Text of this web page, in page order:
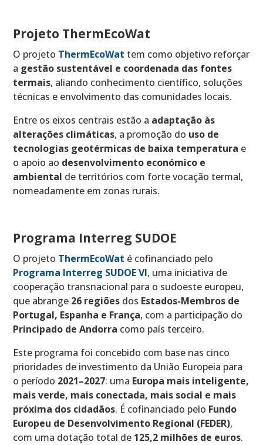
Projeto ThermEcoWat
O projeto ThermEcoWat tem como objetivo reforçar
a gestão sustentável e coordenada das fontes
termais, aliando conhecimento científico, soluções
técnicas e envolvimento das comunidades locais.
Entre os eixos centrais estão a adaptação às
alterações climáticas, a promoção do uso de
tecnologias geotérmicas de baixa temperatura e
o apoio ao desenvolvimento económico e
ambiental de territórios com forte vocação termal,
nomeadamente em zonas rurais.
Programa Interreg SUDOE
O projeto ThermEcoWat é cofinanciado pelo
Programa Interreg SUDOE VI, uma iniciativa de
cooperação transnacional para o sudoeste europeu,
que abrange 26 regiões dos Estados-Membros de
Portugal, Espanha e França, com a participação do
Principado de Andorra como país terceiro.
Este programa foi concebido com base nas cinco
prioridades de investimento da União Europeia para
o período 2021–2027: uma Europa mais inteligente,
mais verde, mais conectada, mais social e mais
próxima dos cidadãos. É cofinanciado pelo Fundo
Europeu de Desenvolvimento Regional (FEDER),
com uma dotação total de 125,2 milhões de euros.